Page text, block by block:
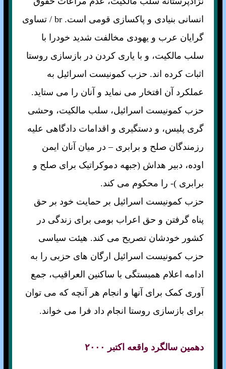
انسانی بنيادی و پاکسازی قومی است. br / تساوی
گرايان عرب و يهودی مخالفت شديد خودرا با
سلب مالکيت، و با ياری کردن در بازسازی روستا
اثبات کرده اند. حزب کمونيست اسرائيل به
عملکرد آن افتخار می نمايد و آنان را می ستايد.
حزب کمونيست اسرائيل، سلب مالکيت، وحشی
گری پليس، و دستگيری و اقدامات دادگاهی عليه
رزمندگان صلح و برابری – در ميان آنان ايمن
اوده، دبير هداش (جبهه دموکراتيک برای صلح و
برابری )- را محکوم می کند.
حزب کمونيست اسرائيل بر حمايت خود بر حق
پناه گرفتن و حق اعراب بومی برای زندگی در
کشور خودشان تصريح می کند. هيئت سياسی
حزب کمونيست اسرائيل ارگان های حزبی را به
ادامه اعلام همبستگی با ساکنين العراقيب، جمع
آوری کمک برای آنها و انجام هر آنچه که می توان
برای بازسازی روستا انجام داد فرا می خواند.
دهمين سالگرد واقعه اکتبر ۲۰۰۰